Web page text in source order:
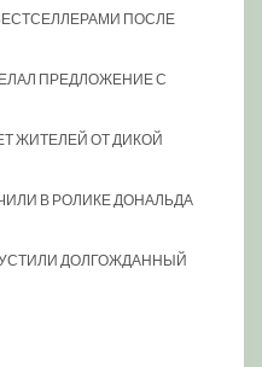
ПОСЛЕ
ПРЕДЛОЖЕНИЕ С
ЖИТЕЛЕЙ ОТ ДИКОЙ
В РОЛИКЕ ДОНАЛЬДА
ДОЛГОЖДАННЫЙ